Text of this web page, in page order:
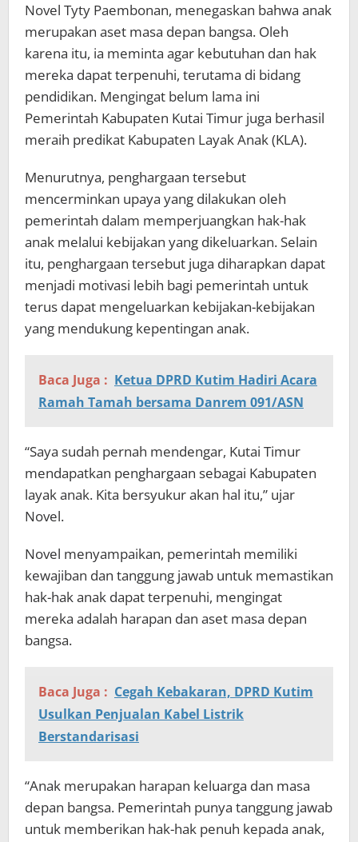
Novel Tyty Paembonan, menegaskan bahwa anak
merupakan aset masa depan bangsa. Oleh
karena itu, ia meminta agar kebutuhan dan hak
mereka dapat terpenuhi, terutama di bidang
pendidikan. Mengingat belum lama ini
Pemerintah Kabupaten Kutai Timur juga berhasil
meraih predikat Kabupaten Layak Anak (KLA).
Menurutnya, penghargaan tersebut
mencerminkan upaya yang dilakukan oleh
pemerintah dalam memperjuangkan hak-hak
anak melalui kebijakan yang dikeluarkan. Selain
itu, penghargaan tersebut juga diharapkan dapat
menjadi motivasi lebih bagi pemerintah untuk
terus dapat mengeluarkan kebijakan-kebijakan
yang mendukung kepentingan anak.
Baca Juga : Ketua DPRD Kutim Hadiri Acara
Ramah Tamah bersama Danrem 091/ASN
“Saya sudah pernah mendengar, Kutai Timur
mendapatkan penghargaan sebagai Kabupaten
layak anak. Kita bersyukur akan hal itu,” ujar
Novel.
Novel menyampaikan, pemerintah memiliki
kewajiban dan tanggung jawab untuk memastikan
hak-hak anak dapat terpenuhi, mengingat
mereka adalah harapan dan aset masa depan
bangsa.
Baca Juga : Cegah Kebakaran, DPRD Kutim
Usulkan Penjualan Kabel Listrik
Berstandarisasi
“Anak merupakan harapan keluarga dan masa
depan bangsa. Pemerintah punya tanggung jawab
untuk memberikan hak-hak penuh kepada anak,